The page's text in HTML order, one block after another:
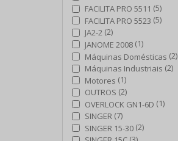
FACILITA PRO 5511 (5)
FACILITA PRO 5523 (5)
JA2-2 (2)
JANOME 2008 (1)
Máquinas Domésticas (2)
Máquinas Industriais (2)
Motores (1)
OUTROS (2)
OVERLOCK GN1-6D (1)
SINGER (7)
SINGER 15-30 (2)